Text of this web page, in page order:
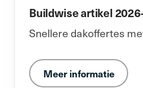
Buildwise artikel
Snellere dakoffertes
Meer informatie